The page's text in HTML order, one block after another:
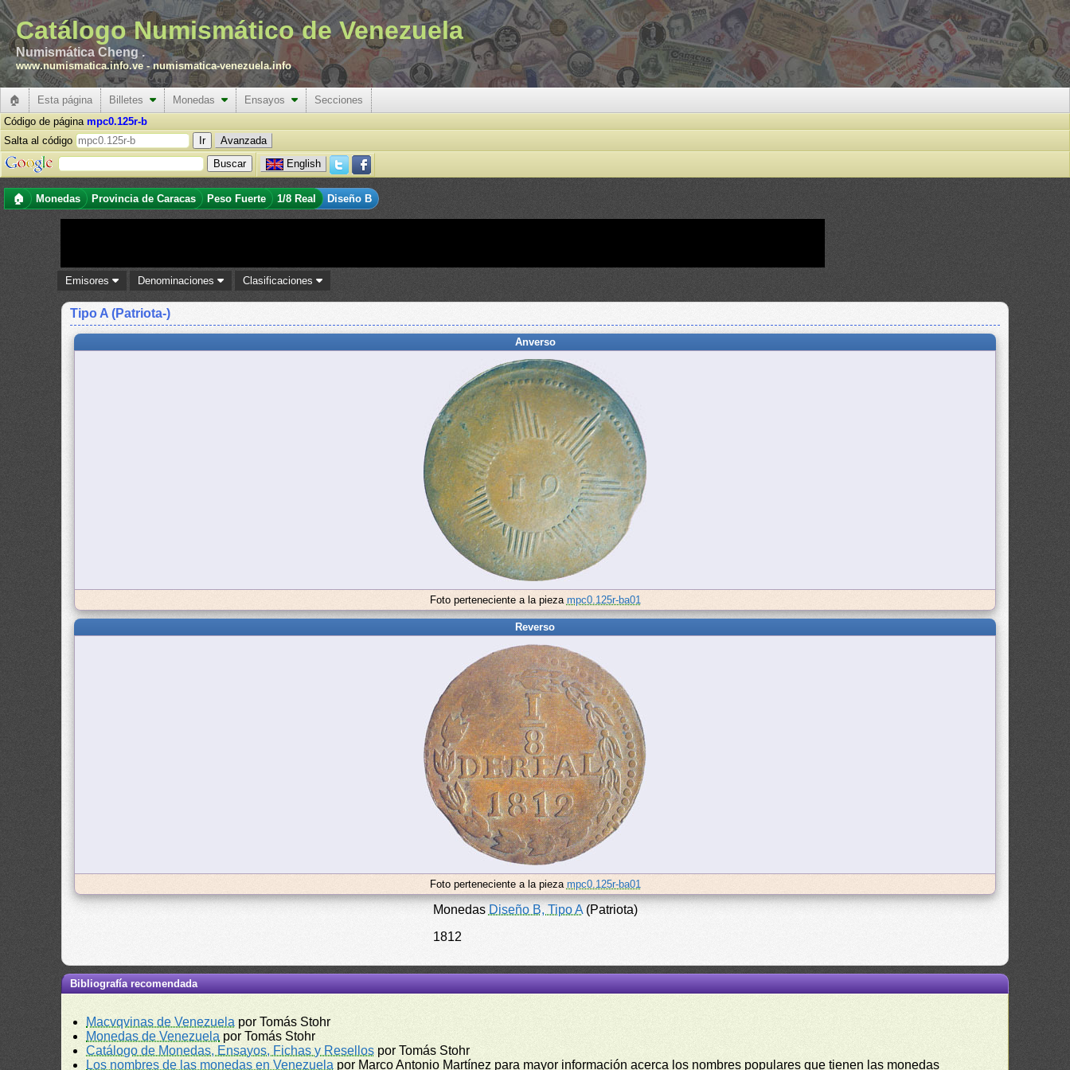
Catálogo Numismático de Venezuela
Numismática Cheng .
www.numismatica.info.ve -numismatica-venezuela.info
🏠 Esta página Billetes Monedas Ensayos
Secciones
Código de página mpc0.125r-b
Salta al código
Avanzada
English
🏠 Monedas Provincia de Caracas Peso Fuerte 1/8 Real Diseño B
Emisores Denominaciones Clasificaciones
Tipo A (Patriota-)
Anverso
Foto perteneciente a la pieza mpc0.125r-ba01
Reverso
Foto perteneciente a la pieza mpc0.125r-ba01
Monedas Diseño B, Tipo A(Patriota)
1812
Bibliografía recomendada
Macvqvinas de Venezuela por Tomás Stohr
Monedas de Venezuela por Tomás Stohr
Catálogo de Monedas, Ensayos, Fichas y Resellos por Tomás Stohr
Los nombres de las monedas en Venezuela por Marco Antonio Martínez para mayor información acerca los nombres populares que tienen las monedas